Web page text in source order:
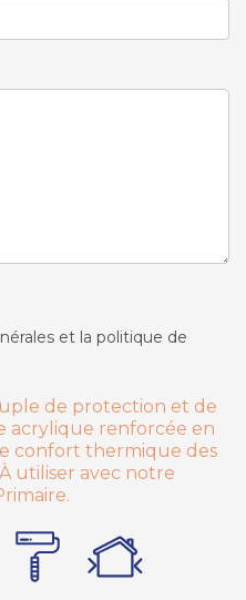
et la politique de
de protection et de
acrylique renforcée en
confort thermique des
utiliser avec notre